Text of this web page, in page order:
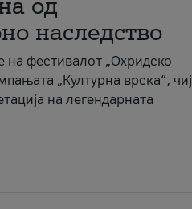
од
наследство
на фестивалот „Охридско
„Културна врска“, чиј
на легендарната